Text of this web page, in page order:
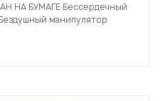
НА БУМАГЕ Бессердечный
манипулятор